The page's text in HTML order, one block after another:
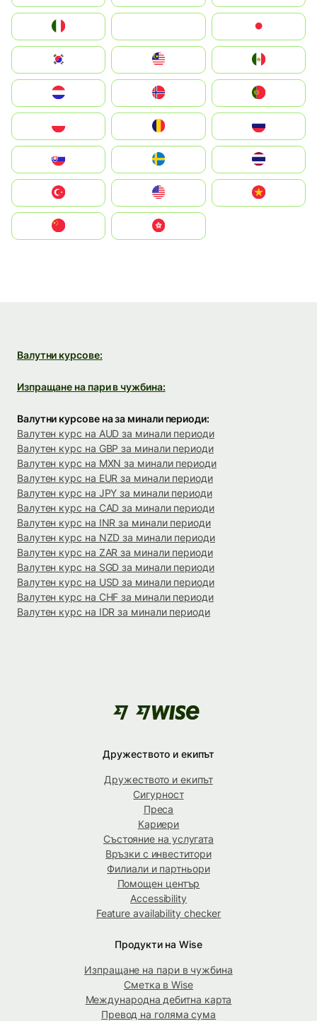
South Korea
United States
中國香港特別行政區
Валутни курсове:
Изпращане на пари в чужбина:
Валутни курсове на за минали периоди:
Валутен курс на AUD за минали периоди
Валутен курс на GBP за минали периоди
Валутен курс на MXN за минали периоди
Валутен курс на EUR за минали периоди
Валутен курс на JPY за минали периоди
Валутен курс на CAD за минали периоди
Валутен курс на INR за минали периоди
Валутен курс на NZD за минали периоди
Валутен курс на ZAR за минали периоди
Валутен курс на SGD за минали периоди
Валутен курс на USD за минали периоди
Валутен курс на CHF за минали периоди
Валутен курс на IDR за минали периоди
Дружеството и екипът
Дружеството и екипът
Сигурност
Преса
Кариери
Състояние на услугата
Връзки с инвеститори
Филиали и партньори
Помощен център
Accessibility
Feature availability checker
Продукти на Wise
Изпращане на пари в чужбина
Сметка в Wise
Международна дебитна карта
Превод на голяма сума